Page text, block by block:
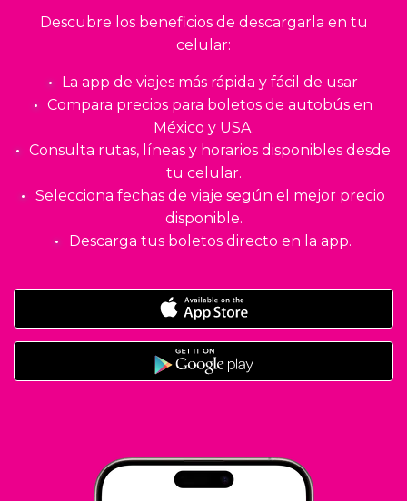
Descubre los beneficios de descargarla en tu
celular:
La app de viajes más rápida y fácil de usar
Compara precios para boletos de autobús en
México y USA.
Consulta rutas, líneas y horarios disponibles desde
tu celular.
Selecciona fechas de viaje según el mejor precio
disponible.
Descarga tus boletos directo en la app.